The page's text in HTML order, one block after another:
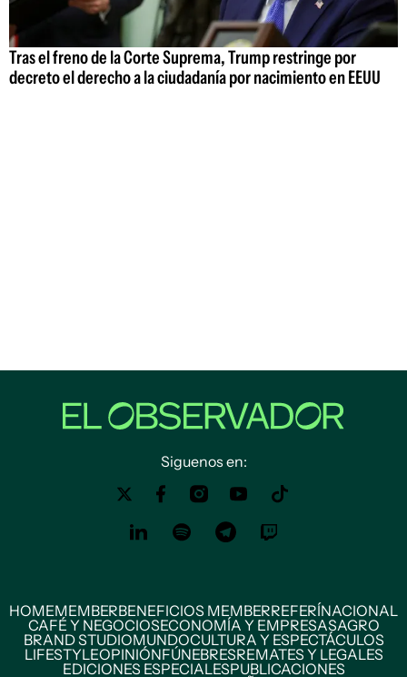
Tras el freno de la Corte Suprema, Trump restringe por
decreto el derecho a la ciudadanía por nacimiento en EEUU
Siguenos en:
HOMEMEMBERBENEFICIOS MEMBERREFERÍNACIONAL
CAFÉ Y NEGOCIOSECONOMÍA Y EMPRESASAGRO
BRAND STUDIOMUNDOCULTURA Y ESPECTÁCULOS
LIFESTYLEOPINIÓNFÚNEBRESREMATES Y LEGALES
EDICIONES ESPECIALESPUBLICACIONES